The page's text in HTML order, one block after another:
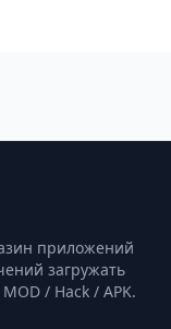
приложений
загружать
/ Hack / APK.